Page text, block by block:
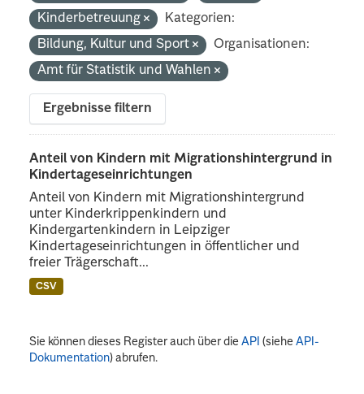
Kinderbetreuung
Kategorien:
Bildung, Kultur und Sport
Organisationen:
Amt für Statistik und Wahlen
Ergebnisse filtern
Anteil von Kindern mit Migrationshintergrund in
Kindertageseinrichtungen
Anteil von Kindern mit Migrationshintergrund
unter Kinderkrippenkindern und
Kindergartenkindern in Leipziger
Kindertageseinrichtungen in öffentlicher und
freier Trägerschaft...
CSV
Sie können dieses Register auch über dieAPI (sieheAPI-
Dokumentation) abrufen.